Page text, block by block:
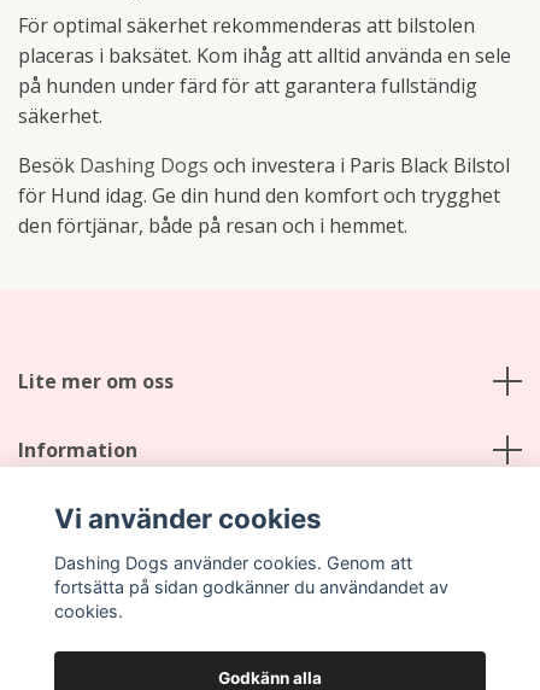
För optimal säkerhet rekommenderas att bilstolen
placeras i baksätet. Kom ihåg att alltid använda en sele
på hunden under färd för att garantera fullständig
säkerhet.
Besök Dashing Dogs och investera i Paris Black Bilstol
för Hund idag. Ge din hund den komfort och trygghet
den förtjänar, både på resan och i hemmet.
Lite mer om oss
Information
Sociala medier
Vi använder cookies
Dashing Dogs använder cookies. Genom att
fortsätta på sidan godkänner du användandet av
cookies.
Godkänn alla